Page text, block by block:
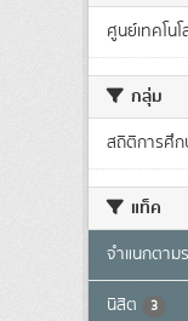
ศูนย์เทคโน
กลุ่ม
สถิติการศึก
แท็ค
จำแนกตาม
นิสิต 3